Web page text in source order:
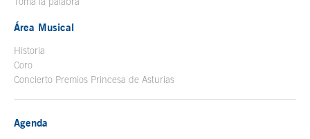
Área Musical
Historia
Coro
Concierto Premios Princesa de Asturias
Agenda